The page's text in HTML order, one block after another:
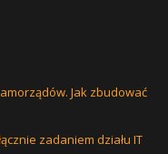
Jak zbudować
zadaniem działu IT